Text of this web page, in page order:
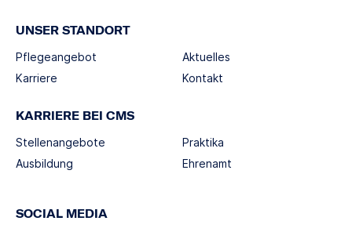
UNSER STANDORT
Pflegeangebot
Karriere
Aktuelles
Kontakt
KARRIERE BEI CMS
Stellenangebote
Ausbildung
Praktika
Ehrenamt
SOCIAL MEDIA